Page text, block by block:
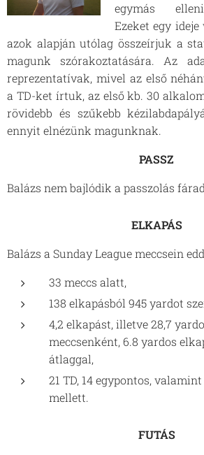
egymás
Ezeket egy
azok alapján utólag összeírjuk a
magunk szórakoztatására. Az
reprezentatívak, mivel az első
a TD-ket írtuk, az első kb. 30
rövidebb és szűkebb
ennyit elnézünk magunknak.
PASSZ
Balázs nem bajlódik a passzolás
ELKAPÁS
Balázs a Sunday League meccsein
33 meccs alatt,
138 elkapásból 945 yardot
4,2 elkapást, illetve 28,7
meccsenként, 6.8 yardos
átlaggal,
21 TD, 14 egypontos,
mellett.
FUTÁS